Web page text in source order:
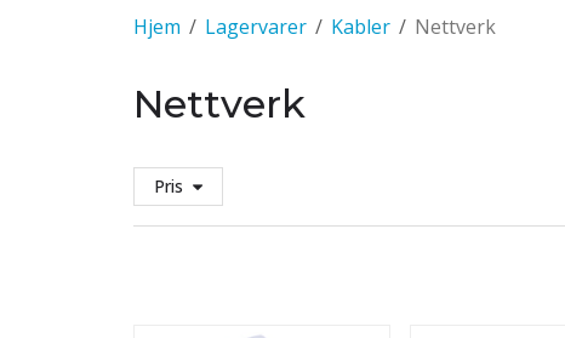
/
Hjem /
Lagervarer /
Kabler Nettverk
Nettverk
Pris